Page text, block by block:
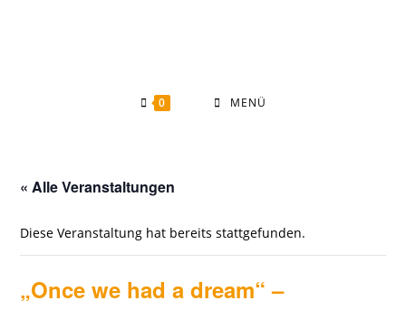
0 MENÜ
« Alle Veranstaltungen
Diese Veranstaltung hat bereits stattgefunden.
„Once we had a dream“ –